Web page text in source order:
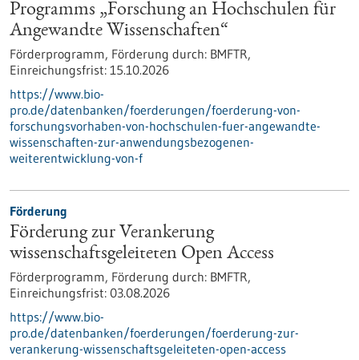
Programms „Forschung an Hochschulen für
Angewandte Wissenschaften“
Förderprogramm, Förderung durch: BMFTR,
Einreichungsfrist: 15.10.2026
https://www.bio-
pro.de/datenbanken/foerderungen/foerderung-von-
forschungsvorhaben-von-hochschulen-fuer-angewandte-
wissenschaften-zur-anwendungsbezogenen-
weiterentwicklung-von-f
Förderung
Förderung zur Verankerung
wissenschaftsgeleiteten Open Access
Förderprogramm, Förderung durch: BMFTR,
Einreichungsfrist: 03.08.2026
https://www.bio-
pro.de/datenbanken/foerderungen/foerderung-zur-
verankerung-wissenschaftsgeleiteten-open-access